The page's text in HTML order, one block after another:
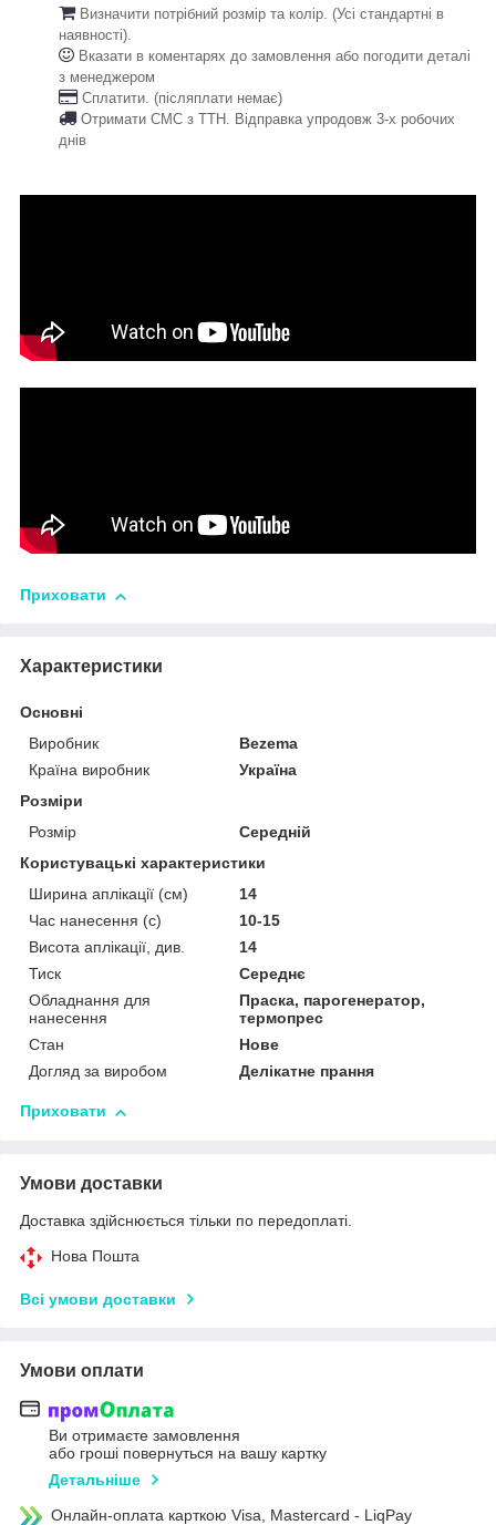
Визначити потрібний розмір та колір. (Усі стандартні в
наявності).
Вказати в коментарях до замовлення або погодити деталі
з менеджером
Сплатити. (післяплати немає)
Отримати СМС з ТТН. Відправка упродовж 3-х робочих
днів
Приховати
Характеристики
Основні
Виробник
Bezema
Країна виробник
Україна
Розміри
Розмір
Середній
Користувацькі характеристики
Ширина аплікації (см)
14
Час нанесення (с)
10-15
Висота аплікації, див.
14
Тиск
Середнє
Обладнання для
нанесення
Праска, парогенератор,
термопрес
Стан
Нове
Догляд за виробом
Делікатне прання
Приховати
Умови доставки
Доставка здійснюється тільки по передоплаті.
Нова Пошта
Всі умови доставки
Умови оплати
Ви отримаєте замовлення
або гроші повернуться на вашу картку
Детальніше
Онлайн-оплата карткою Visa, Mastercard - LiqPay